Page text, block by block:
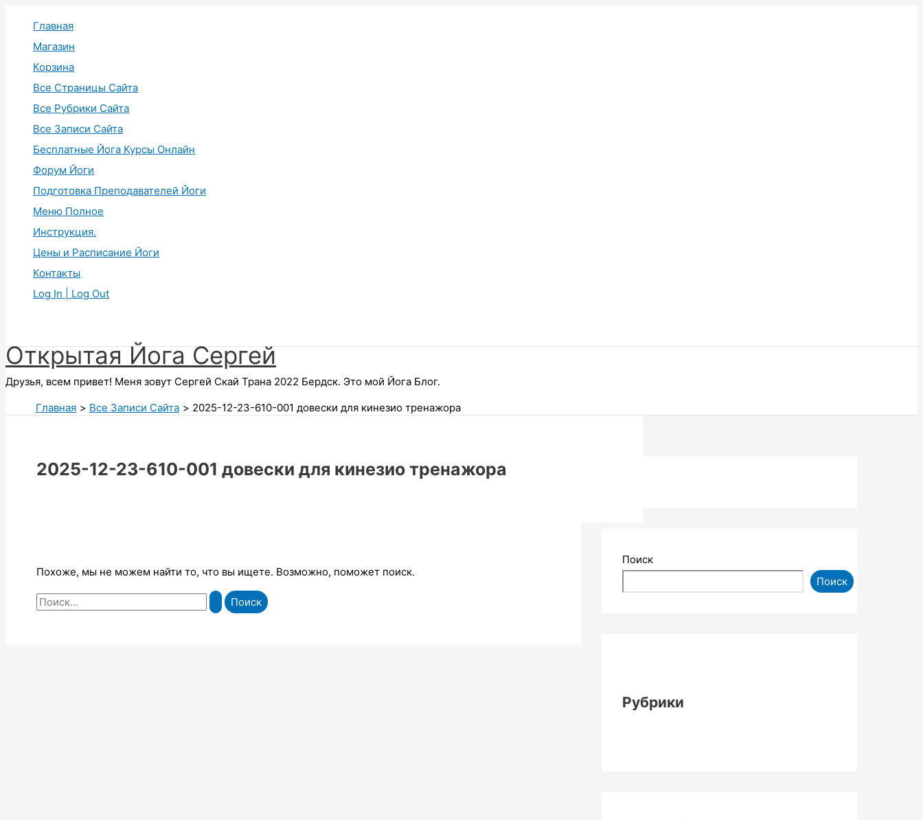
содержимому
Главная
Магазин
Корзина
Все Страницы Сайта
Все Рубрики Сайта
Все Записи Сайта
Бесплатные Йога Курсы Онлайн
Форум Йоги
Подготовка Преподавателей Йоги
Меню Полное
Инструкция.
Цены и Расписание Йоги
Контакты
Log In | Log Out
Открытая Йога Сергей
Друзья, всем привет! Меня зовут Сергей Скай Трана 2022 Бердск. Это мой Йога Блог.
Главная
Все Записи Сайта 2025-12-23-610-001 довески для кинезио тренажора
2025-12-23-610-001 довески для кинезио тренажора
Похоже, мы не можем найти то, что вы ищете. Возможно, поможет поиск.
Поиск:
Поиск
Поиск
Рубрики